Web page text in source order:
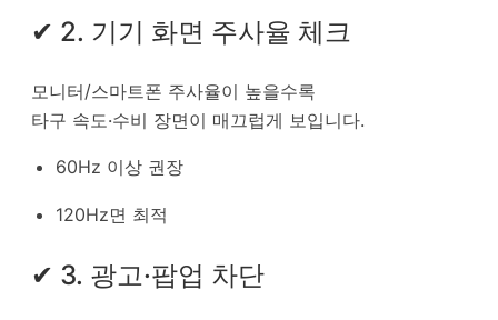
✔ 2. 기기 화면 주사율 체크
모니터/스마트폰 주사율이 높을수록
타구 속도·수비 장면이 매끄럽게 보입니다.
60Hz 이상 권장
120Hz면 최적
✔ 3. 광고·팝업 차단